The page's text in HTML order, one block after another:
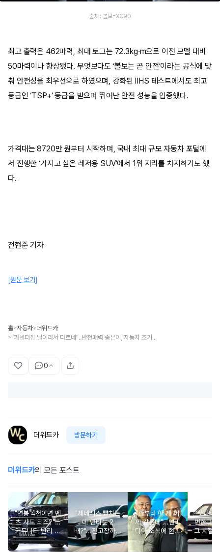
출처 : 볼보=XC90
최고 출력은 462마력, 최대 토그는 72.3kg·m으로 이전 모델 대비
50마력이나 향상됐다. 무엇보다도 ‘볼보는 곧 안전’이라는 공식에 맞
춰 안전성을 최우선으로 하였으며, 강화된 IIHS 테스트에서도 최고
등급인 ‘TSP+’ 등급을 받으며 뛰어난 안전 성능을 입증했다.
가격대는 8720만 원부터 시작하며, 국내 최대 규모 자동차 포털에
서 진행한 ‘가지고 싶은 레저용 SUV’에서 1위 자리를 차지하기도 했
다.
전현준 기자
[원문 보기]
홈>자동차>더위드카
> “카센터집 딸이라서 다르네”..반전매력 송은이, 자동차 조기교육 제대로 받은 그녀의 자동차는? - 위드카뉴스
0
더위드카 방문하기
더위드카의 모든 포스트
"연봉 4천이면 벤
츠 사도 되죠?"…
커뮤니티 난리 난
'현실적 수입차' 보
니
"제네시스 뺨치는
데 연비는 2
배?"...잔고장까지
없는 신차에 '이럴
수가'
"깐부라 한 게 어
제 같은데"…엔비
디아 소식에 현대
차 '초위기 상황'
“쏘나타
변한다
그 시절
고 소식
오너들